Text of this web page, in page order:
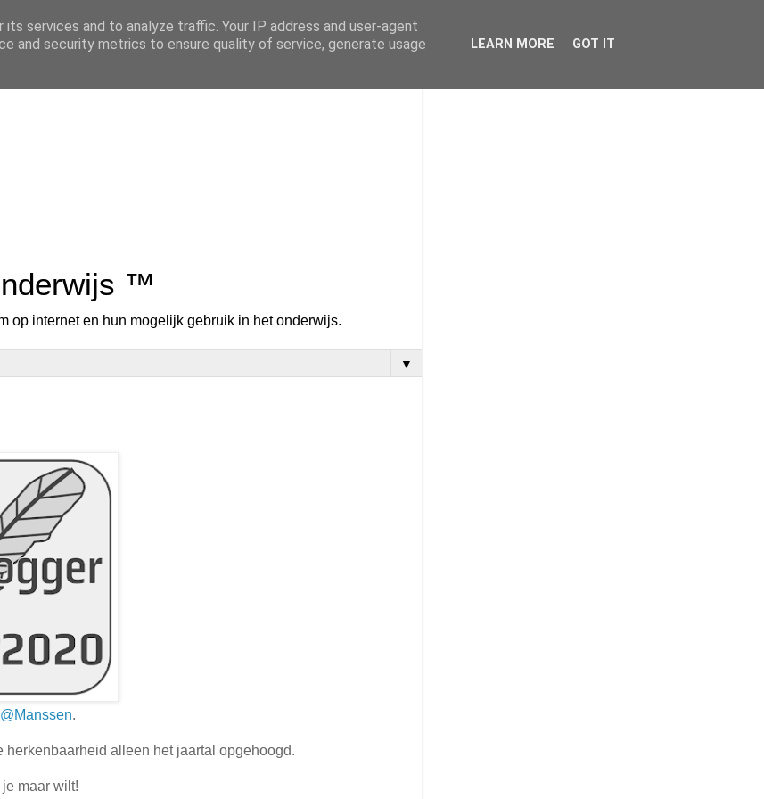
™
op internet en hun mogelijk gebruik in het onderwijs.
▼
@Manssen.
alleen het jaartal opgehoogd.
maar wilt!
services and to analyze traffic. Your IP address and user-agent
and security metrics to ensure quality of service, generate usage
LEARN MORE GOT IT